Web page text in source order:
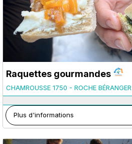
Raquettes gourmandes
CHAMROUSSE 1750 - ROCHE BÉRANGER
Plus d'informations